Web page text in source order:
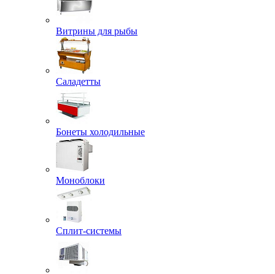
Витрины для рыбы
Саладетты
Бонеты холодильные
Моноблоки
Сплит-системы